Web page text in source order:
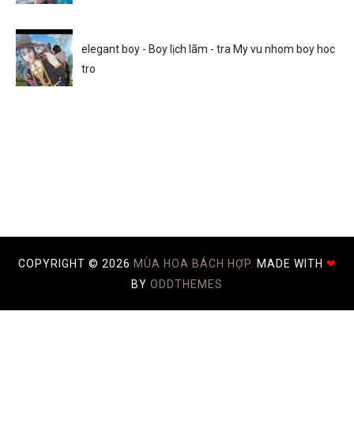
elegant boy - Boy lịch lãm - tra My vu nhom boy hoc
tro
COPYRIGHT © 2026 MÙA HOA BÁCH HỢP. MADE WITH ❤
BY ODDTHEMES